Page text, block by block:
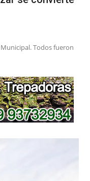
Todos fueron